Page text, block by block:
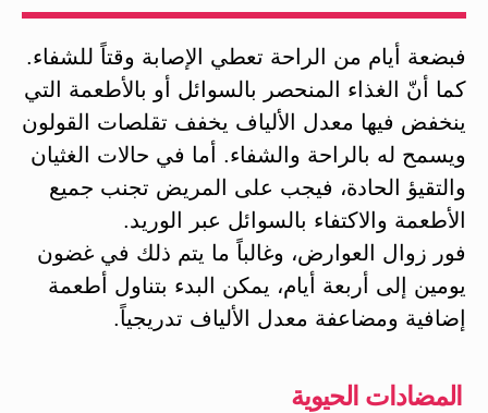
فبضعة أيام من الراحة تعطي الإصابة وقتاً للشفاء.
كما أنّ الغذاء المنحصر بالسوائل أو بالأطعمة التي
ينخفض فيها معدل الألياف يخفف تقلصات القولون
ويسمح له بالراحة والشفاء. أما في حالات الغثيان
والتقيؤ الحادة، فيجب على المريض تجنب جميع
الأطعمة والاكتفاء بالسوائل عبر الوريد.
فور زوال العوارض، وغالباً ما يتم ذلك في غضون
يومين إلى أربعة أيام، يمكن البدء بتناول أطعمة
إضافية ومضاعفة معدل الألياف تدريجياً.
المضادات الحيوية